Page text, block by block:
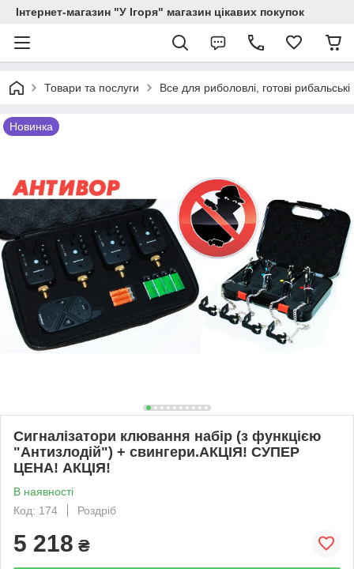
Інтернет-магазин "У Ігоря" магазин цікавих покупок
Товари та послуги Все для риболовлі, готові
Новинка
Сигналізатори клювання набір (з функцією
"Антизлодій") + свингери.АКЦІЯ! СУПЕР
ЦЕНА! АКЦІЯ!
В наявності
Код: 174
Роздріб
5 218 ₴